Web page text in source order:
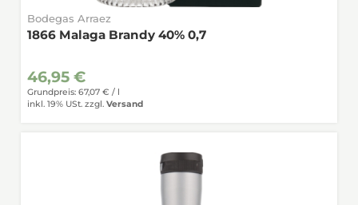
Bodegas Arraez
1866 Malaga Brandy 40% 0,7
46,95 €
Grundpreis: 67,07 € /
inkl. 19% USt. zzgl. Versand